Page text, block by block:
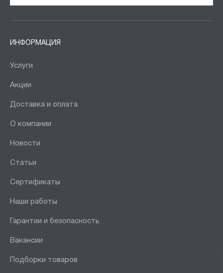
ИНФОРМАЦИЯ
Услуги
Акции
Доставка и оплата
О компании
Новости
Статьи
Сертификаты
Наши работы
Гарантии и безопасность
Вакансии
Подборки товаров